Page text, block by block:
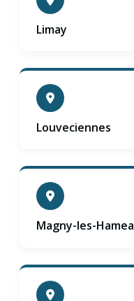
Limay
Louveciennes
Magny-les-